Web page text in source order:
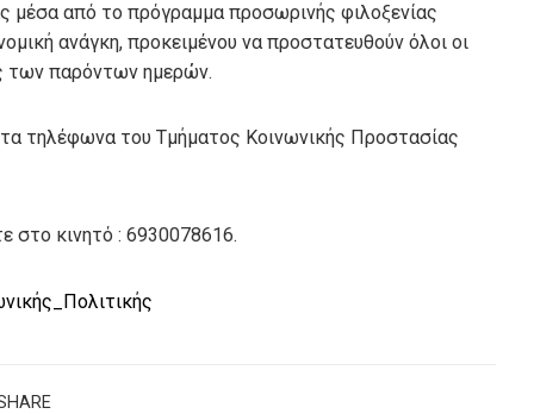
μέσα από το πρόγραμμα προσωρινής φιλοξενίας
ανάγκη, προκειμένου να προστατευθούν όλοι οι
των παρόντων ημερών.
τηλέφωνα του Τμήματος Κοινωνικής Προστασίας
στο κινητό : 6930078616.